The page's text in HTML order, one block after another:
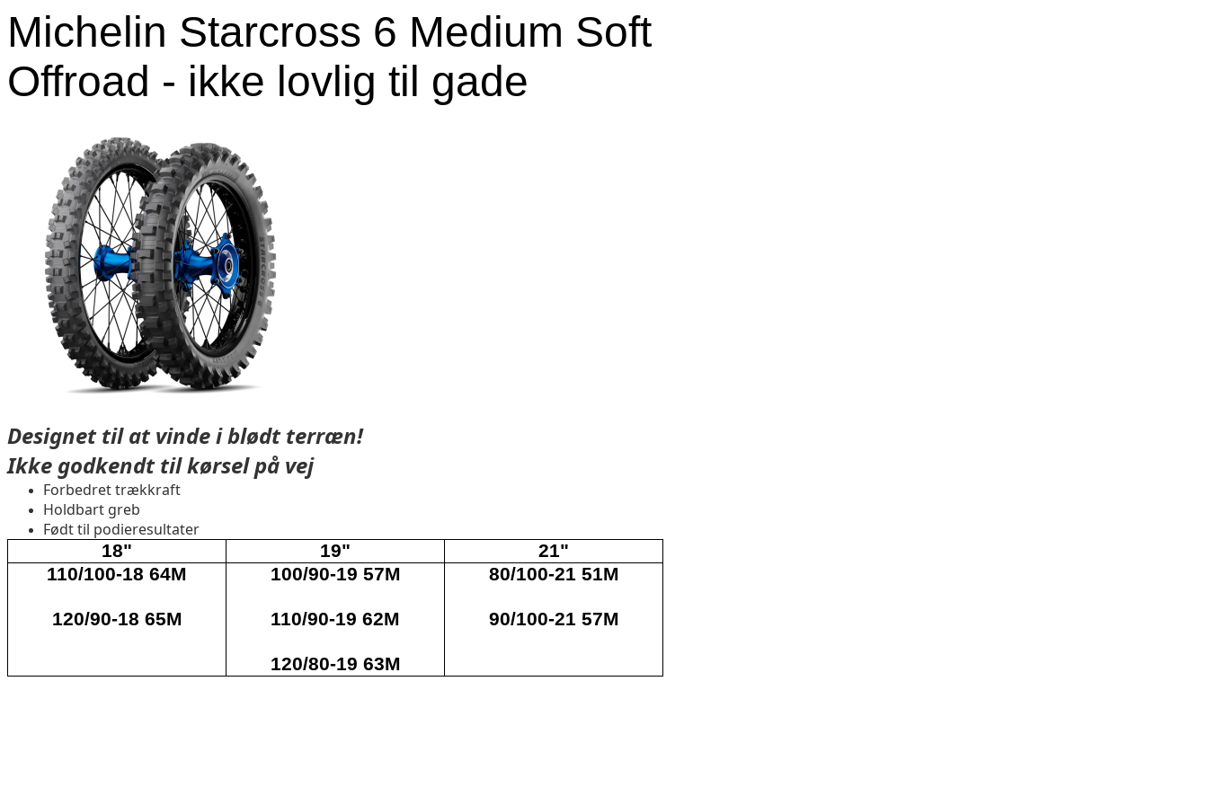
Michelin Starcross 6 Medium Soft
Offroad - ikke lovlig til gade
Designet til at vinde i blødt terræn!
Ikke godkendt til kørsel på vej
Forbedret trækkraft
Holdbart greb
Født til podieresultater
18" 19"
21"
110/100-18 64M
120/90-18 65M
100/90-19 57M
110/90-19 62M
120/80-19 63M
80/100-21 51M
90/100-21 57M